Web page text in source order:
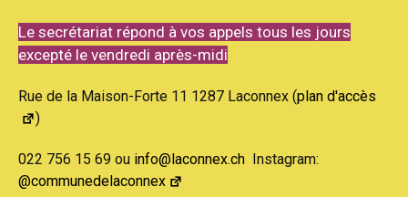
Le secrétariat répond à vos appels tous les jours
excepté le vendredi après-midi
Rue de la Maison-Forte 11 1287 Laconnex (plan d'accès
)
022 756 15 69 ou info@laconnex.ch Instagram:
@communedelaconnex